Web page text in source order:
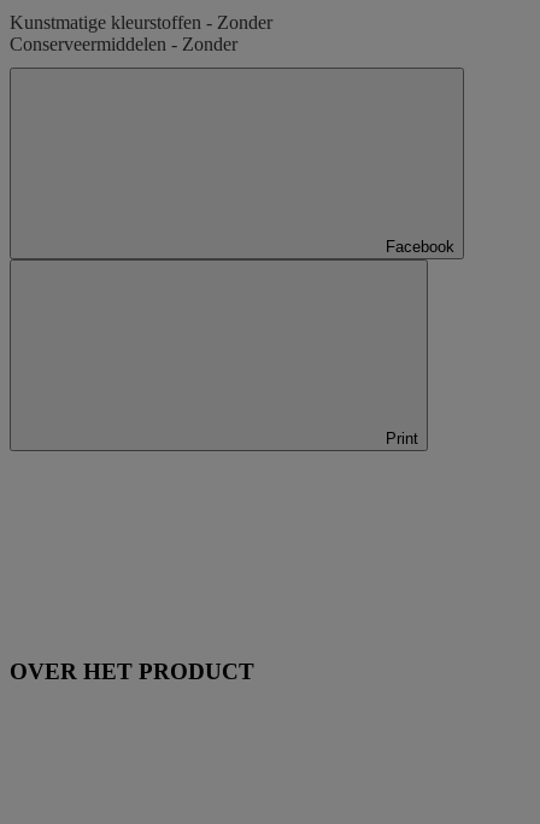
Kunstmatige kleurstoffen - Zonder
Conserveermiddelen - Zonder
Facebook
Print
OVER HET PRODUCT